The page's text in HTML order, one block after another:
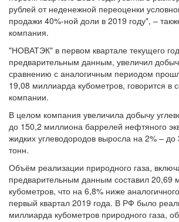
рублей от неденежной переоценки
продажи 40%-ной доли в 2019 году", –
компания.
"НОВАТЭК" в первом квартале текущего
предварительным данным, увеличил
сравнению с аналогичным периодом
19,08 миллиарда кубометров, говорится в
компании.
В целом компания увеличила добычу
до 150,2 миллиона баррелей нефтяного
жидких углеводородов выросла на 2% –
тонн.
Объём реализации природного газа,
предварительным данным составил 20,69
кубометров, что на 6,8% ниже
первый квартал 2019 года. В РФ было
миллиарда кубометров природного газа,